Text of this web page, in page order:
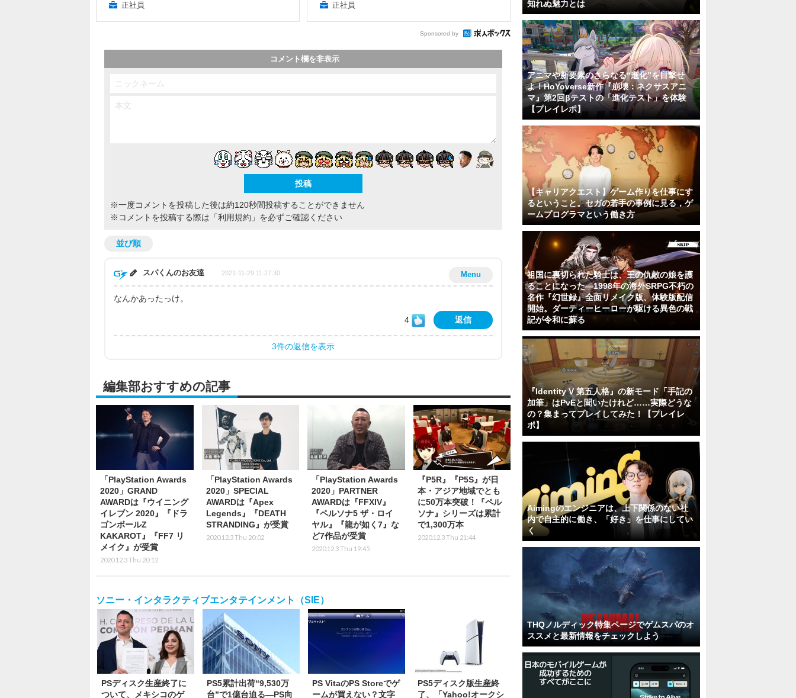
正社員
正社員
Sponsored by
コメント欄を非表示
※一度コメントを投稿した後は約120秒間投稿することができません
※コメントを投稿する際は 「利用規約」 を必ずご確認ください
並び順
Menu
スパくんのお友達 2021-11-29 11:27:30
なんかあったっけ。
4 返信
3件の返信を表示
編集部おすすめの記事
「PlayStation Awards
2020」GRAND
AWARDは『ウイニング
イレブン 2020』『ドラ
ゴンボールZ
KAKAROT』『FF7 リ
メイク』が受賞
2020.12.3 Thu 20:12
「PlayStation Awards
2020」SPECIAL
AWARDは『Apex
Legends』『DEATH
STRANDING』が受賞
2020.12.3 Thu 20:02
「PlayStation Awards
2020」PARTNER
AWARDは『FFXIV』
『ペルソナ5 ザ・ロイ
ヤル』『龍が如く7』な
ど7作品が受賞
2020.12.3 Thu 19:45
『P5R』『P5S』が日
本・アジア地域でとも
に50万本突破！『ペル
ソナ』シリーズは累計
で1,300万本
2020.12.3 Thu 21:44
ソニー・インタラクティブエンタテインメント（SIE）
PSディスク生産終了に
ついて、メキシコのゲ
PS5累計出荷“9,530万
台”で1億台迫る―PS向
PS VitaのPS Storeでゲ
ームが買えない？文字
PS5ディスク版生産終
了、「Yahoo!オークシ
知れぬ魅力とは
アニマや新要素のさらなる“進化”を目撃せ
よ！HoYoverse新作『崩壊：ネクサスアニ
マ』第2回βテストの「進化テスト」を体験
【プレイレポ】
【キャリアクエスト】ゲーム作りを仕事にす
るということ。セガの若手の事例に見る，ゲ
ームプログラマという働き方
祖国に裏切られた騎士は、王の仇敵の娘を護
ることになった―1998年の海外SRPG不朽の
名作『幻世録』全面リメイク版、体験版配信
開始。ダーティーヒーローが駆ける異色の戦
記が令和に蘇る
『Identity V 第五人格』の新モード「手記の
加筆」はPvEと聞いたけれど……実際どうな
の？集まってプレイしてみた！【プレイレ
ポ】
Aimingのエンジニアは、上下関係のない社
内で自主的に働き、「好き」を仕事にしてい
く
THQノルディック特集ページでゲムスパのオ
ススメと最新情報をチェックしよう